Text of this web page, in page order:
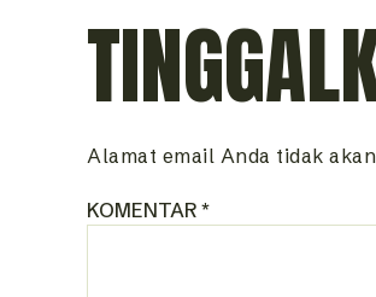
Alamat email Anda tidak
KOMENTAR*